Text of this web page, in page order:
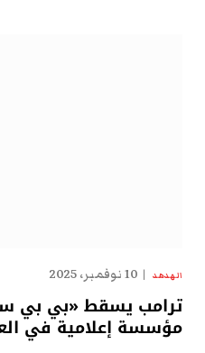
الهدهد 10 نوفمبر، 2025
ترامب يسقط «بي بي
مؤسسة إعلامية في